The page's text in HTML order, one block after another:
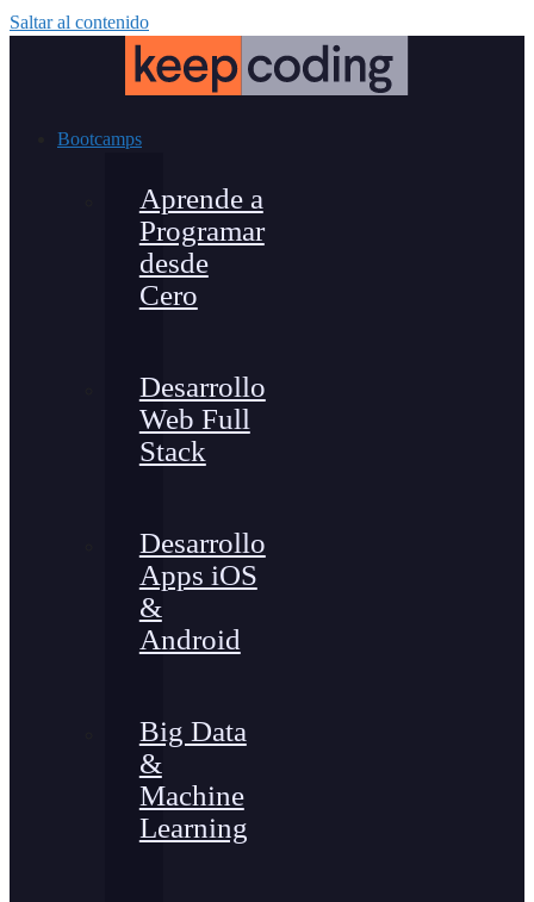
Saltar al contenido
Bootcamps
Aprende a
Programar
desde
Cero
Desarrollo
Web Full
Stack
Desarrollo
Apps iOS
&
Android
Big Data
&
Machine
Learning